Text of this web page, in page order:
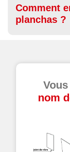
Comment
planchas ?
nom